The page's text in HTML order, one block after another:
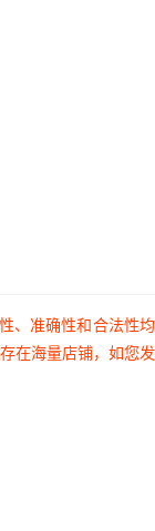
、准确性和合法性
在海量店铺，如您